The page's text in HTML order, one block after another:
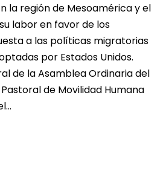
la región de Mesoamérica y el
labor en favor de los
a las políticas migratorias
por Estados Unidos.
de la Asamblea Ordinaria del
de Movilidad Humana